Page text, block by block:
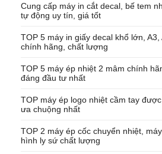
Cung cấp máy in cắt decal, bế tem
tự động uy tín, giá tốt
TOP 5 máy in giấy decal khổ lớn, A3,
chính hãng, chất lượng
TOP 5 máy ép nhiệt 2 mâm chính
đáng đầu tư nhất
TOP máy ép logo nhiệt cầm tay được
ưa chuộng nhất
TOP 2 máy ép cốc chuyển nhiệt,
hình ly sứ chất lượng